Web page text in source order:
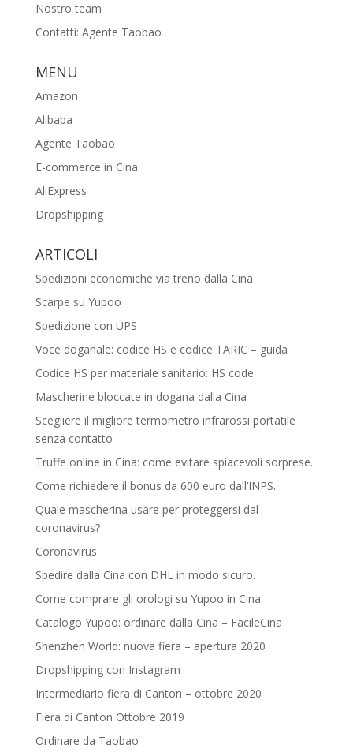
Nostro team
Contatti: Agente Taobao
MENU
Amazon
Alibaba
Agente Taobao
E-commerce in Cina
AliExpress
Dropshipping
ARTICOLI
Spedizioni economiche via treno dalla Cina
Scarpe su Yupoo
Spedizione con UPS
Voce doganale: codice HS e codice TARIC – guida
Codice HS per materiale sanitario: HS code
Mascherine bloccate in dogana dalla Cina
Scegliere il migliore termometro infrarossi portatile
senza contatto
Truffe online in Cina: come evitare spiacevoli sorprese.
Come richiedere il bonus da 600 euro dall’INPS.
Quale mascherina usare per proteggersi dal
coronavirus?
Coronavirus
Spedire dalla Cina con DHL in modo sicuro.
Come comprare gli orologi su Yupoo in Cina.
Catalogo Yupoo: ordinare dalla Cina – FacileCina
Shenzhen World: nuova fiera – apertura 2020
Dropshipping con Instagram
Intermediario fiera di Canton – ottobre 2020
Fiera di Canton Ottobre 2019
Ordinare da Taobao